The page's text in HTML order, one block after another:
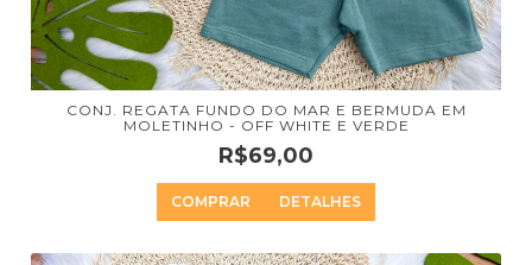
CONJ. REGATA FUNDO DO MAR E BERMUDA EM
MOLETINHO - OFF WHITE E VERDE
R$69,00
COMPRAR DETALHES